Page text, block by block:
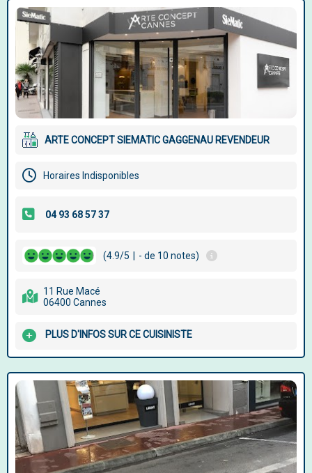
ARTE CONCEPT SIEMATIC GAGGENAU REVENDEUR
Horaires Indisponibles
(4.9/5 - de 10 notes)
11 Rue Macé
06400 Cannes
PLUS D'INFOS SUR CE CUISINISTE